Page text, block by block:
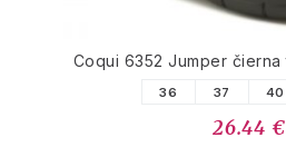
Coqui 6352 Jumper
36 37 40
26.44 €